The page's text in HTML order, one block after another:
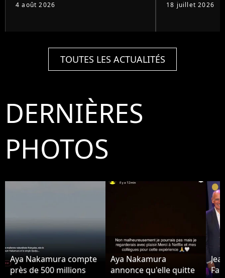
4 août 2026 18 juillet 2026
TOUTES LES ACTUALITÉS
DERNIÈRES
PHOTOS
Aya Nakamura compte
près de 500 millions
Aya Nakamura
annonce qu'elle quitte